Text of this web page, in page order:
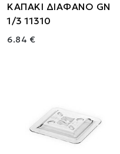
ΚΑΠΑΚΙ ΔΙΑΦΑΝΟ GN
1/3 11310
6.84 €